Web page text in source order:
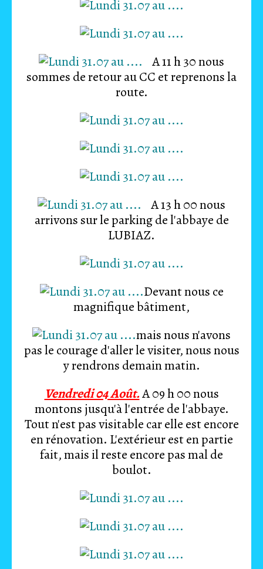
A 11 h 30 nous
sommes de retour au CC et reprenons la
route.
A 13 h 00 nous
arrivons sur le parking de l'abbaye de
LUBIAZ.
Devant nous ce
magnifique bâtiment,
mais nous n'avons
pas le courage d'aller le visiter, nous nous
y rendrons demain matin.
Vendredi 04 Août.A 09 h 00 nous
montons jusqu'à l'entrée de l'abbaye.
Tout n'est pas visitable car elle est encore
en rénovation. L'extérieur est en partie
fait, mais il reste encore pas mal de
boulot.